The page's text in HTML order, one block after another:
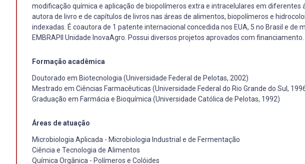
modificação química e aplicação de biopolímeros extra e intracelulares em diferentes
autora de livro e de capítulos de livros nas áreas de alimentos, biopolímeros e
indexadas. É coautora de 1 patente internacional concedida nos EUA, 5 no Brasil e de
EMBRAPII Unidade InovaAgro. Possui diversos projetos aprovados com financiamento.
Formação acadêmica
Doutorado em Biotecnologia (Universidade Federal de Pelotas, 2002)
Mestrado em Ciências Farmacêuticas (Universidade Federal do Rio Grande do Sul,
Graduação em Farmácia e Bioquímica (Universidade Católica de Pelotas, 1992)
Áreas de atuação
Microbiologia Aplicada - Microbiologia Industrial e de Fermentação
Ciência e Tecnologia de Alimentos
Química Orgânica - Polímeros e Colóides